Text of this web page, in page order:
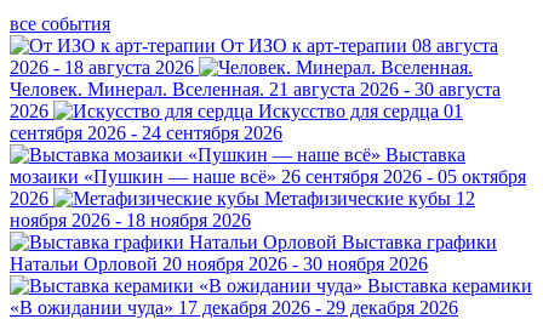
все события
От ИЗО к арт-терапии 08 августа
2026 - 18 августа 2026
Человек. Минерал. Вселенная. 21 августа 2026 - 30 августа
2026
Искусство для сердца 01
сентября 2026 - 24 сентября 2026
Выставка
мозаики «Пушкин — наше всё» 26 сентября 2026 - 05 октября
2026
Метафизические кубы 12
ноября 2026 - 18 ноября 2026
Выставка графики
Натальи Орловой 20 ноября 2026 - 30 ноября 2026
Выставка керамики
«В ожидании чуда» 17 декабря 2026 - 29 декабря 2026